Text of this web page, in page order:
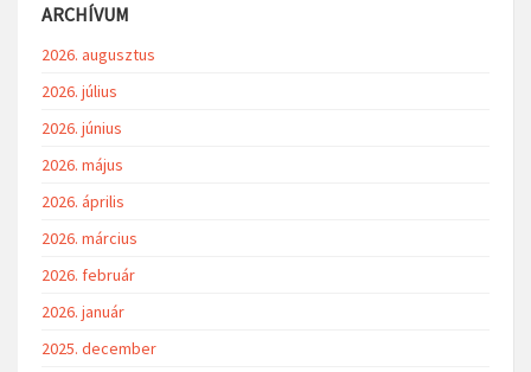
ARCHÍVUM
2026. augusztus
2026. július
2026. június
2026. május
2026. április
2026. március
2026. február
2026. január
2025. december